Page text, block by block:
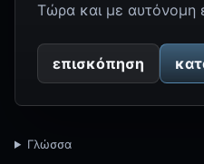
Τώρα και με αυτόνομη
επισκόπηση
Γλώσσα